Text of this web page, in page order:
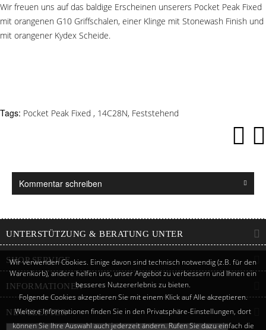
Wir freuen uns auf das baldige Erscheinen unserers Pocket Peak Fixed
mit orangenen G10 Griffschalen, einer Klinge mit Stonewash Finish und
mit orangener Kydex Scheide.
Tags: Pocket Peak Fixed , 14C28N, Feststehend
Kommentar schreiben
UNTERSTÜTZUNG & BERATUNG UNTER
SHOP SERVICE
INFORMATIONEN
NEWSLETTER
Wir verwenden Cookies. Einige davon sind technisch notwendig (z.B. für den
Warenkorb), andere helfen uns, unser Angebot zu verbessern und Ihnen ein
besseres Nutzererlebnis zu bieten.
Folgende Cookies akzeptieren Sie mit einem Klick auf Alle akzeptieren.
Weitere Informationen finden Sie in den Privatsphäre-Einstellungen, dort
können Sie Ihre Auswahl auch jederzeit ändern. Rufen Sie dazu einfach die